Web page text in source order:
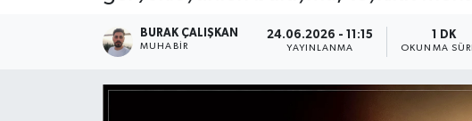
BURAK ÇALIŞKAN
MUHABIR
24.06.2026 - 11:15
YAYINLANMA
1 DK
OKUNMA